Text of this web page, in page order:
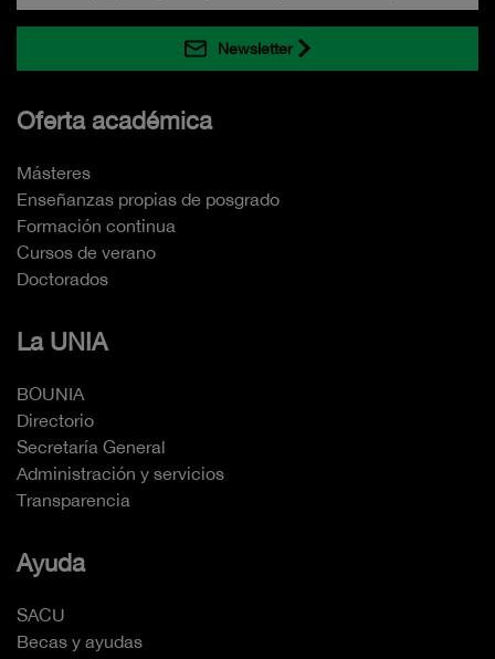
Newsletter
Oferta académica
Másteres
Enseñanzas propias de posgrado
Formación continua
Cursos de verano
Doctorados
La UNIA
BOUNIA
Directorio
Secretaría General
Administración y servicios
Transparencia
Ayuda
SACU
Becas y ayudas